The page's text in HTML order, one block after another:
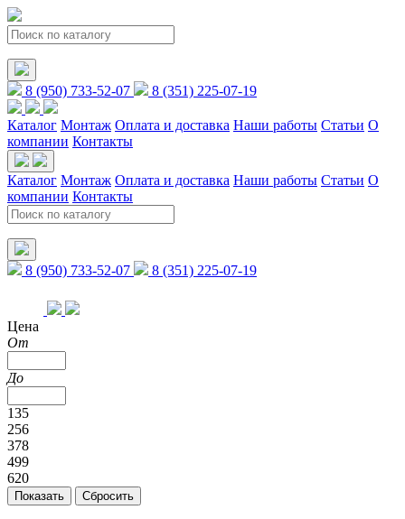
8 (950) 733-52-07 8 (351) 225-07-19
Каталог Монтаж Оплата и доставка Наши работы Статьи О
компании Контакты
Каталог Монтаж Оплата и доставка Наши работы Статьи О
компании Контакты
8 (950) 733-52-07 8 (351) 225-07-19
Цена
От
До
135
256
378
499
620